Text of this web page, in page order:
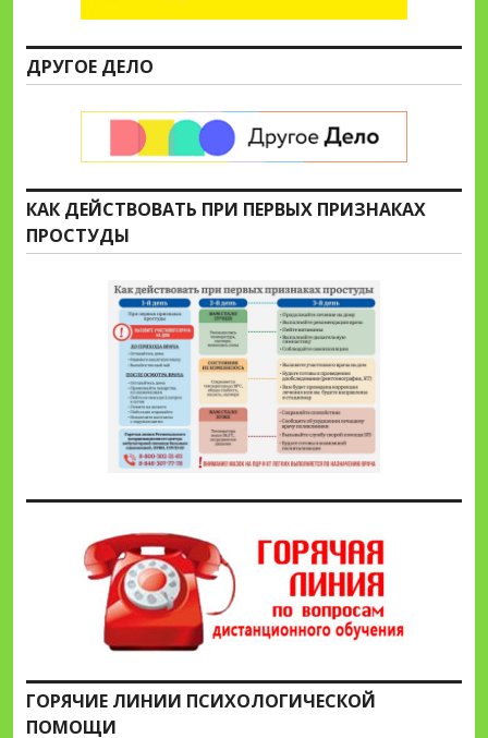
ДРУГОЕ ДЕЛО
КАК ДЕЙСТВОВАТЬ ПРИ ПЕРВЫХ ПРИЗНАКАХ
ПРОСТУДЫ
ГОРЯЧИЕ ЛИНИИ ПСИХОЛОГИЧЕСКОЙ
ПОМОЩИ